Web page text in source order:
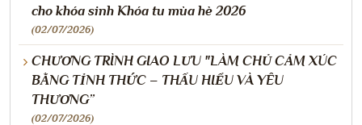
cho khóa sinh Khóa tu mùa hè 2026
(02/07/2026)
CHƯƠNG TRÌNH GIAO LƯU "LÀM CHỦ CẢM XÚC
BẰNG TỈNH THỨC – THẤU HIỂU VÀ YÊU
THƯƠNG”
(02/07/2026)